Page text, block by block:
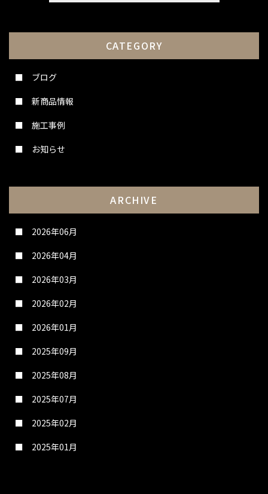
CATEGORY
ブログ
新商品情報
施工事例
お知らせ
ARCHIVE
2026年06月
2026年04月
2026年03月
2026年02月
2026年01月
2025年09月
2025年08月
2025年07月
2025年02月
2025年01月